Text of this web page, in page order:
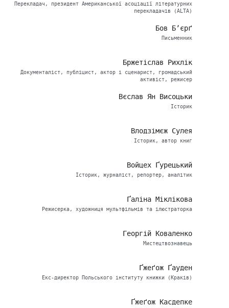
Перекладач, президент Американської асоціації літературних
перекладачів (ALTA)
Бов Б’єрґ
Письменник
Бржетіслав Рихлік
Документаліст, публіцист, актор і сценарист, громадський
активіст, режисер
Вєслав Ян Висоцьки
Історик
Влодзімєж Сулея
Історик, автор книг
Войцех Ґурецький
Історик, журналіст, репортер, аналітик
Ґаліна Міклікова
Режисерка, художниця мультфільмів та ілюстраторка
Георгій Коваленко
Мистецтвознавець
Ґжеґож Ґауден
Екс-директор Польського інституту книжки (Краків)
Ґжеґож Касдепке